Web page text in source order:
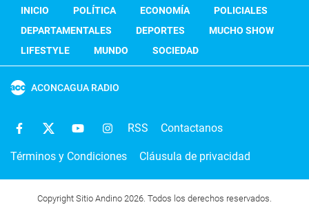
INICIO POLÍTICA ECONOMÍA
POLICIALES
DEPARTAMENTALES
DEPORTES
MUCHO SHOW
LIFESTYLE
MUNDO SOCIEDAD
ACONCAGUA RADIO
RSS Contactanos
Términos y Condiciones Cláusula de privacidad
Copyright Sitio Andino 2026. Todos los derechos reservados.